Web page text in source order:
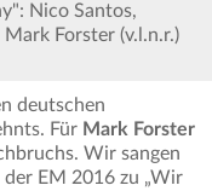
Nico Santos,
Forster (v.l.n.r.)
deutschen
Für Mark Forster
Wir sangen
der EM 2016 zu „Wir